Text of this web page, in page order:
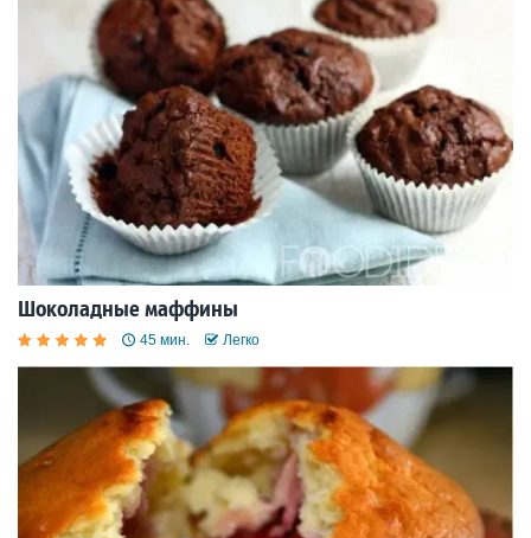
Шоколадные маффины
45 мин. Легко